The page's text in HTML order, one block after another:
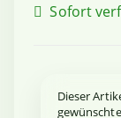
Sofort
x
Dieser